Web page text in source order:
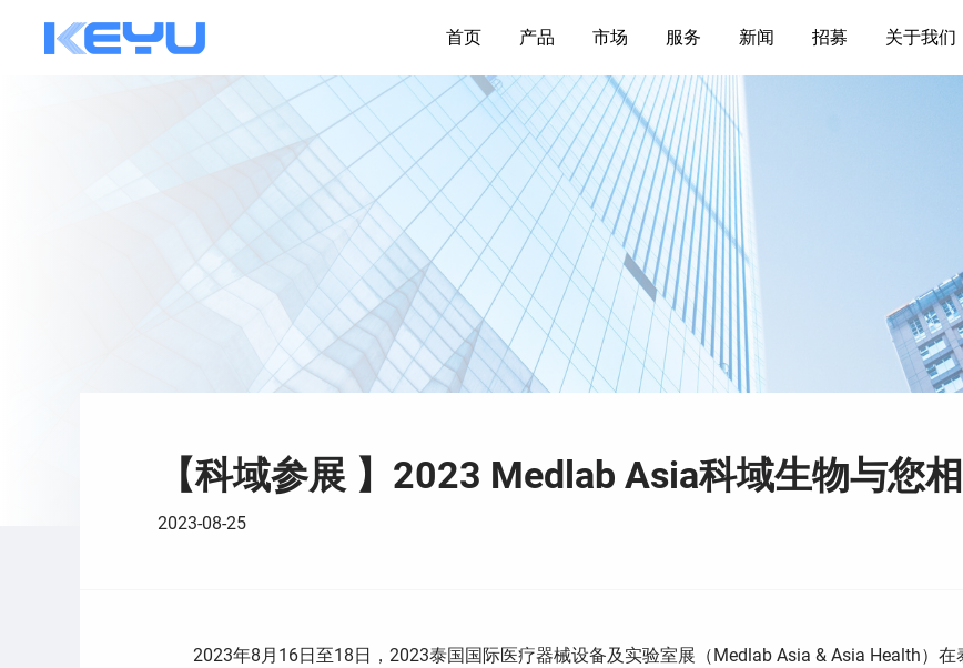
首页 产品 市场 服务 新闻 招募 关于我们
【科域参展 】2023 Medlab Asia科域生物与您
2023-08-25
2023年8月16日至18日，2023泰国国际医疗器械设备及实验室展（Medlab Asia & Asia Health）